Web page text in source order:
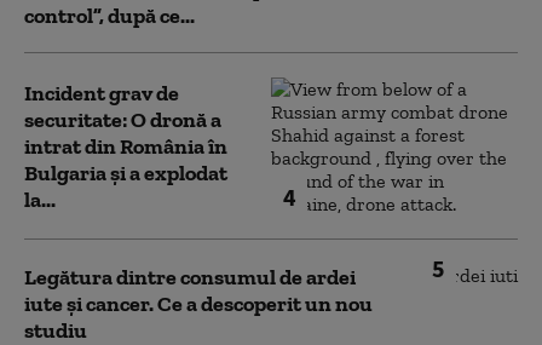
control”, după ce...
4
Incident grav de
securitate: O dronă a
intrat din România în
Bulgaria şi a explodat
la...
5
Legătura dintre consumul de ardei
iute și cancer. Ce a descoperit un nou
studiu